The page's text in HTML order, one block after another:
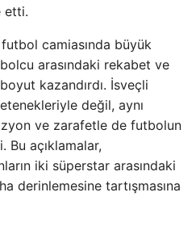
etti.
camiasında büyük
arasındaki rekabet ve
kazandırdı. İsveçli
değil, aynı
ve zarafetle de futbolun
Bu açıklamalar,
iki süperstar arasındaki
derinlemesine tartışmasına